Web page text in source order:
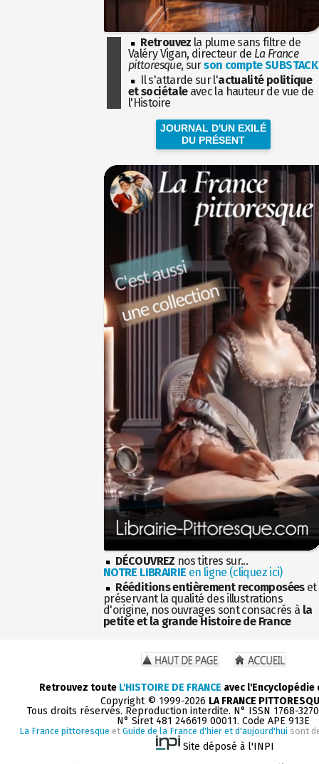
Retrouvez la plume sans filtre de
Valéry Vigan, directeur de La France
pittoresque, surson compte SUBSTACK
Il s'attarde sur l'actualité politique
et sociétaleavec la hauteur de vue de
l'Histoire
JOURNAL D'UN EXILÉ
DU PRÉSENT
DÉCOUVREZ nos titres sur...
NOTRE LIBRAIRIE en ligne (cliquez ici)
Rééditions entièrement recomposéeset
préservant la qualité des illustrations
d'origine, nos ouvrages sont consacrés à la
petite et la grande Histoire de France
Retrouvez toute L'HISTOIRE DE FRANCE avec
Copyright © 1999-2026 LA FRANCE
Tous droits réservés. Reproduction interdite. N° ISSN 1768-
N° Siret 481 246619 00011. Code APE 913E
La France pittoresque et Guide de la France d'hier et d'aujourd'hui sont
Site déposé à l'INPI